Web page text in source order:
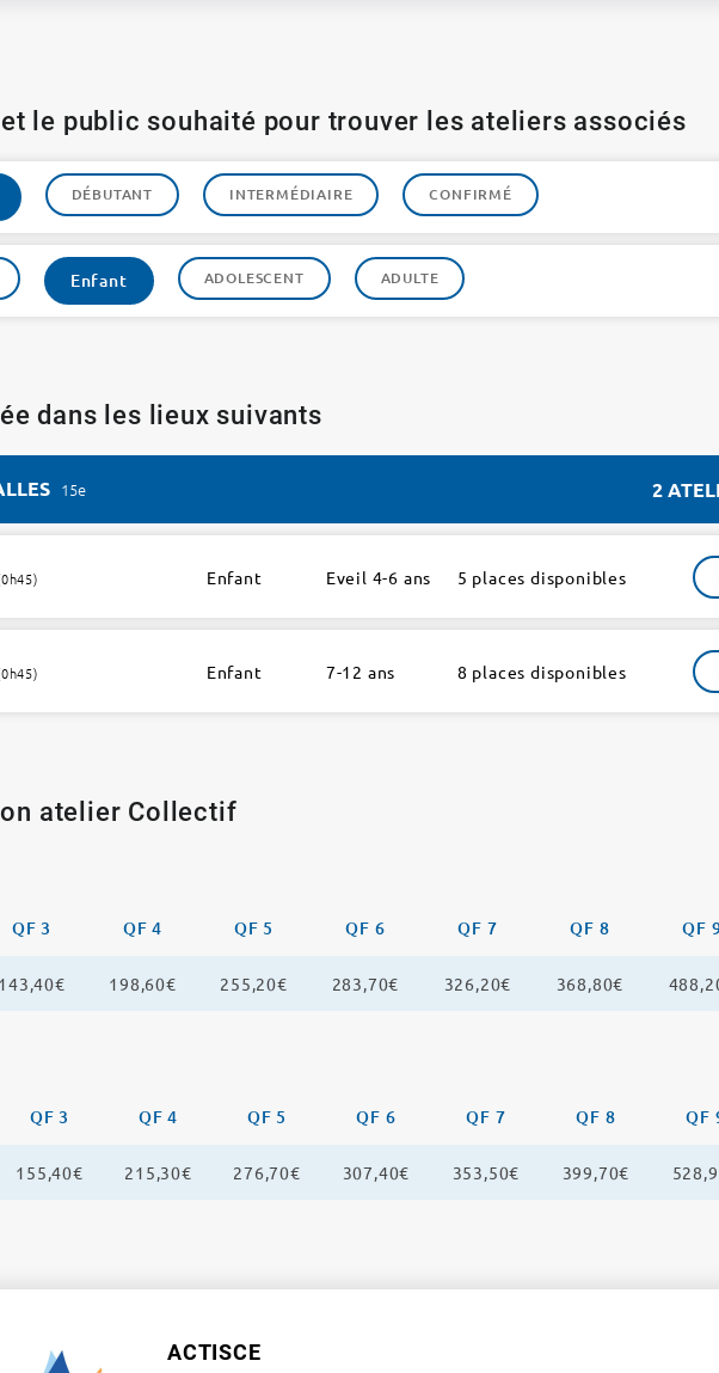
le public souhaité pour trouver les ateliers associés
DÉBUTANT INTERMÉDIAIRE CONFIRMÉ
Enfant ADOLESCENT ADULTE
dans les lieux suivants
15e 2
Enfant Eveil 4-6 ans 5 places disponibles
Enfant 7-12 ans 8 places disponibles
atelier Collectif
QF 3 QF 4 QF 5 QF 6 QF 7 QF 8 QF
143,40€ 198,60€ 255,20€ 283,70€ 326,20€ 368,80€
QF 3 QF 4 QF 5 QF 6 QF 7 QF 8 QF
155,40€ 215,30€ 276,70€ 307,40€ 353,50€ 399,70€
ACTISCE